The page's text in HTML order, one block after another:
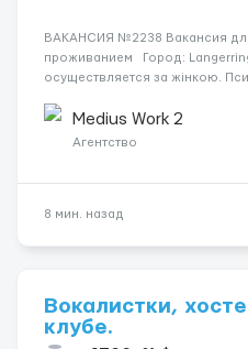
ВАКАНСИЯ №2238 Вакансия
проживанием Город:
осуществляется за жінкою.
(можливість сидіти є). Ночью
щодня...
Medius Work 2
Агентство
8 мин. назад
Вокалистки,
клубе.